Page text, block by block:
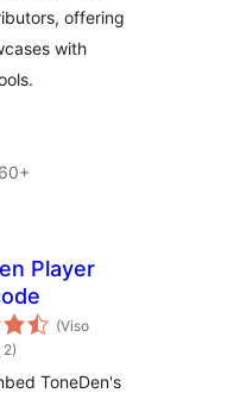
offering
with
Player
(Viso
ToneDen's